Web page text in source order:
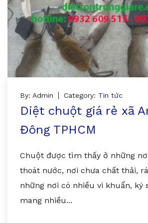
By: Admin Category: Tin tức
Diệt chuột giá rẻ xã
Đông TPHCM
Chuột được tìm thấy ở những
thoát nước, nơi chưa chất thải,
những nơi có nhiều vi khuẩn, ký
mang nhiều...